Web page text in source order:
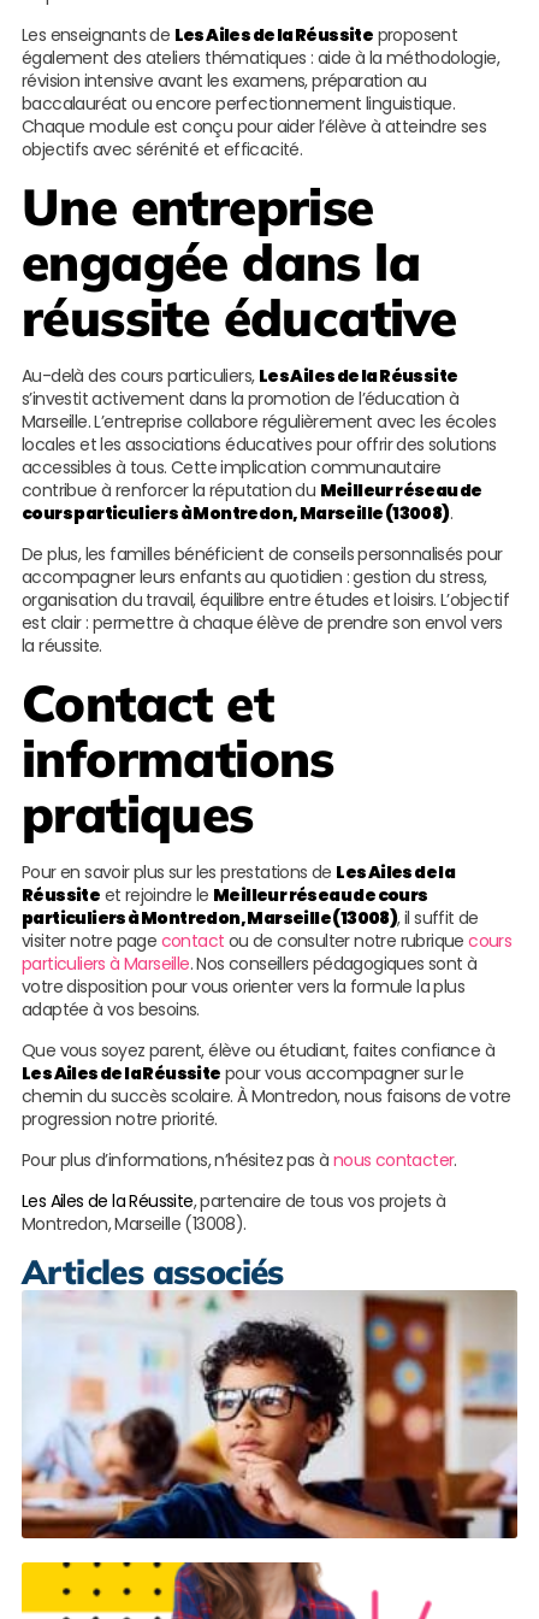
Les enseignants de Les Ailes de la Réussite proposent
également des ateliers thématiques : aide à la méthodologie,
révision intensive avant les examens, préparation au
baccalauréat ou encore perfectionnement linguistique.
Chaque module est conçu pour aider l’élève à atteindre ses
objectifs avec sérénité et efficacité.
Une entreprise
engagée dans la
réussite éducative
Au-delà des cours particuliers, Les Ailes de la Réussite
s’investit activement dans la promotion de l’éducation à
Marseille. L’entreprise collabore régulièrement avec les écoles
locales et les associations éducatives pour offrir des solutions
accessibles à tous. Cette implication communautaire
contribue à renforcer la réputation du Meilleur réseau de
cours particuliers à Montredon, Marseille (13008).
De plus, les familles bénéficient de conseils personnalisés pour
accompagner leurs enfants au quotidien : gestion du stress,
organisation du travail, équilibre entre études et loisirs. L’objectif
est clair : permettre à chaque élève de prendre son envol vers
la réussite.
Contact et
informations
pratiques
Pour en savoir plus sur les prestations de Les Ailes de la
Réussite et rejoindre le Meilleur réseau de cours
particuliers à Montredon, Marseille (13008), il suffit de
visiter notre page contact ou de consulter notre rubriquecours
particuliers à Marseille. Nos conseillers pédagogiques sont à
votre disposition pour vous orienter vers la formule la plus
adaptée à vos besoins.
Que vous soyez parent, élève ou étudiant, faites confiance à
Les Ailes de la Réussite pour vous accompagner sur le
chemin du succès scolaire. À Montredon, nous faisons de votre
progression notre priorité.
Pour plus d’informations, n’hésitez pas à nous contacter.
Les Ailes de la Réussite, partenaire de tous vos projets à
Montredon, Marseille (13008).
Articles associés